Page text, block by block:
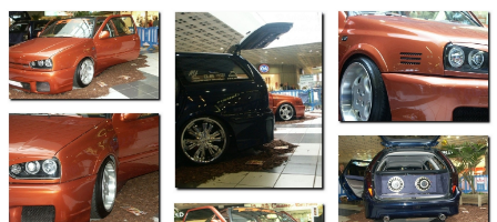
o
n